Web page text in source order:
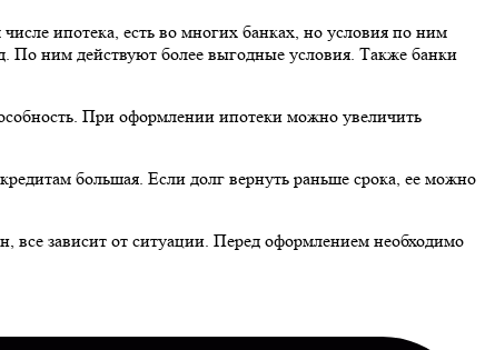
ипотека, есть во многих банках, но условия по ним
По ним действуют более выгодные условия. Также банки
При оформлении ипотеки можно увеличить
большая. Если долг вернуть раньше срока, ее можно
зависит от ситуации. Перед оформлением необходимо